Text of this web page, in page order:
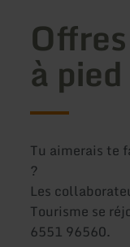
à pied
Tu aimerais te
?
Les
Tourisme se
6551 96560.